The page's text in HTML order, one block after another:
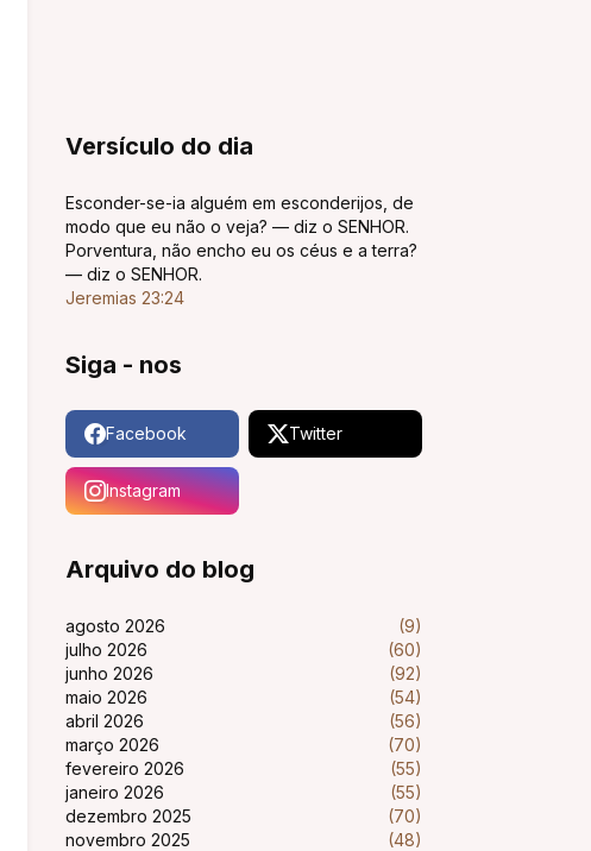
Versículo do dia
Esconder-se-ia alguém em esconderijos, de
modo que eu não o veja? — diz o SENHOR.
Porventura, não encho eu os céus e a terra?
— diz o SENHOR.
Jeremias 23:24
Siga - nos
Facebook Twitter
Instagram
Arquivo do blog
agosto 2026
(9)
julho 2026
(60)
junho 2026
(92)
maio 2026
(54)
abril 2026
(56)
março 2026
(70)
fevereiro 2026
(55)
janeiro 2026
(55)
dezembro 2025
(70)
novembro 2025
(48)